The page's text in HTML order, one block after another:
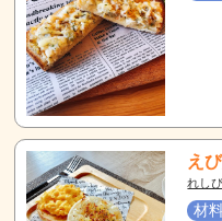
え
れし
材